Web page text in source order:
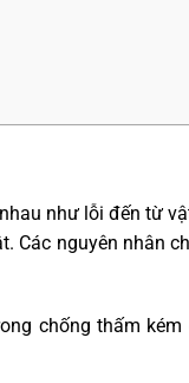
như lỗi đến từ
Các nguyên nhân
chống thấm kém